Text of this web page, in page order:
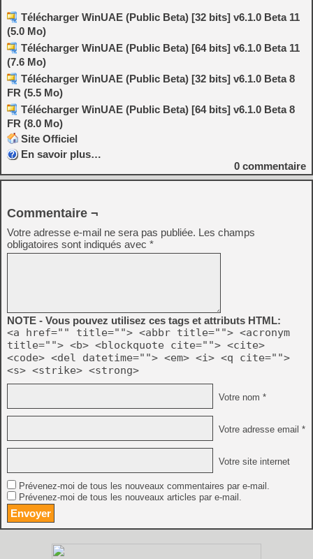
Télécharger WinUAE (Public Beta) [32 bits] v6.1.0 Beta 11
(5.0 Mo)
Télécharger WinUAE (Public Beta) [64 bits] v6.1.0 Beta 11
(7.6 Mo)
Télécharger WinUAE (Public Beta) [32 bits] v6.1.0 Beta 8
FR (5.5 Mo)
Télécharger WinUAE (Public Beta) [64 bits] v6.1.0 Beta 8
FR (8.0 Mo)
Site Officiel
En savoir plus…
0 commentaire
Commentaire ¬
Votre adresse e-mail ne sera pas publiée. Les champs
obligatoires sont indiqués avec *
NOTE - Vous pouvez utilisez ces tags et attributs HTML:
<a href="" title=""> <abbr title=""> <acronym
title=""> <b> <blockquote cite=""> <cite>
<code> <del datetime=""> <em> <i> <q cite="">
<s> <strike> <strong>
Votre nom *
Votre adresse email *
Votre site internet
Prévenez-moi de tous les nouveaux commentaires par e-mail.
Prévenez-moi de tous les nouveaux articles par e-mail.